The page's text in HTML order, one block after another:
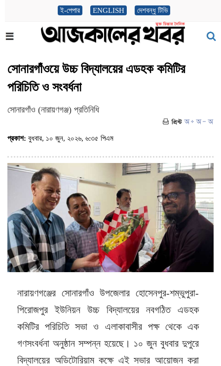
ই-পেপার ENGLISH দেশবন্ধু টিভি
সোনারগাঁওয়ে উচ্চ বিদ্যালয়ের এডহক কমিটির
পরিচিতি ও সংবর্ধনা
সোনারগাঁও (নারায়ণগঞ্জ) প্রতিনিধি
প্রকাশ: বুধবার, ১০ জুন, ২০২৬, ৬:৩৫ পিএম
নারায়ণগঞ্জের সোনারগাঁও উপজেলার হোসেনপুর-শম্ভুপুরা-
পিরোজপুর ইউনিয়ন উচ্চ বিদ্যালয়ের নবগঠিত এডহক
কমিটির পরিচিতি সভা ও এলাকাবাসীর পক্ষ থেকে এক
গণসংবর্ধনা অনুষ্ঠান সম্পন্ন হয়েছে। ১০ জুন বুধবার দুপুরে
বিদ্যালয়ের অডিটোরিয়াম কক্ষে এই সভার আয়োজন করা